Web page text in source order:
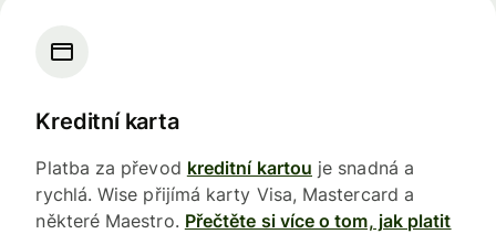
Kreditní karta
Platba za převod kreditní kartou je snadná a
rychlá. Wise přijímá karty Visa, Mastercard a
některé Maestro. Přečtěte si více o tom, jak platit